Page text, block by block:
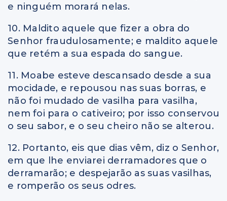
e ninguém morará nelas.
10. Maldito aquele que fizer a obra do
Senhor fraudulosamente; e maldito aquele
que retém a sua espada do sangue.
11. Moabe esteve descansado desde a sua
mocidade, e repousou nas suas borras, e
não foi mudado de vasilha para vasilha,
nem foi para o cativeiro; por isso conservou
o seu sabor, e o seu cheiro não se alterou.
12. Portanto, eis que dias vêm, diz o Senhor,
em que lhe enviarei derramadores que o
derramarão; e despejarão as suas vasilhas,
e romperão os seus odres.